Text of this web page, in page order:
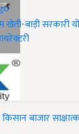
खेती-बाड़ीसरकारी
बाजार